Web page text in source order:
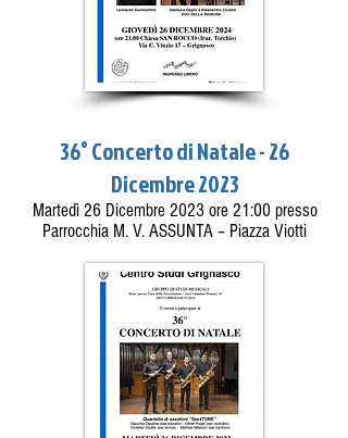
36° Concerto di Natale - 26
Dicembre 2023
Martedì 26 Dicembre 2023 ore 21:00 presso
Parrocchia M. V. ASSUNTA – Piazza Viotti